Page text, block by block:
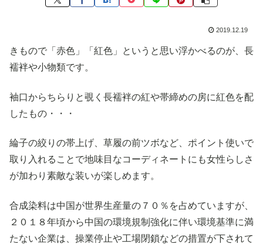
2019.12.19
きもので「赤色」「紅色」というと思い浮かべるのが、長
襦袢や小物類です。
袖口からちらりと覗く長襦袢の紅や帯締めの房に紅色を配
したもの・・・
綸子の絞りの帯上げ、草履の前ツボなど、ポイント使いで
取り入れることで地味目なコーディネートにも女性らしさ
が加わり素敵な装いが楽しめます。
合成染料は中国が世界生産量の７０％を占めていますが、
２０１８年頃から中国の環境規制強化に伴い環境基準に満
たない企業は、操業停止や工場閉鎖などの措置が下されて